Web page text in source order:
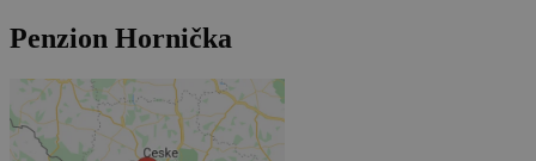
Penzion Hornička